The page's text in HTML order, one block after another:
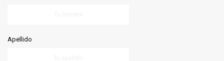
Apellido